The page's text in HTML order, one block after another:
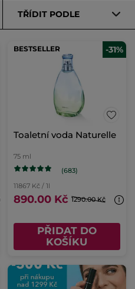
TŘÍDIT PODLE
BESTSELLER -31%
Toaletní voda Naturelle
75 ml
(683)
11867 Kč / 1l
890.00 Kč 1290.00 Kč
PŘIDAT DO
KOŠÍKU